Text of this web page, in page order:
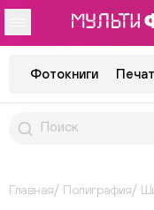
Фотокниги
Главная Полиграфия